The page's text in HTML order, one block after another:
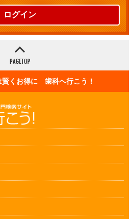
ログイン
賢くお得に 歯科へ行こう！